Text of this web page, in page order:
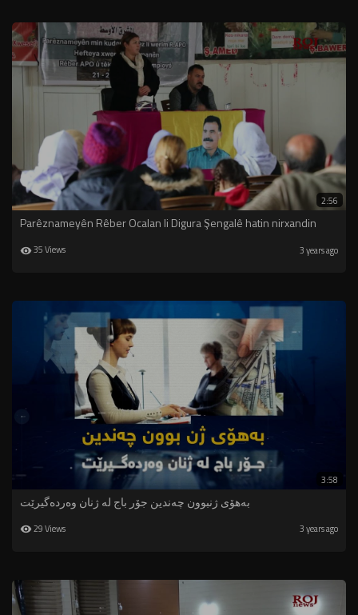
2:56
Parêznameyên Rêber Ocalan li Digura Şengalê hatin nirxandin
35 Views 3 years ago
3:58
بەهۆی ژنبوون چەندین جۆر باج لە ژنان وەردەگیرێت
29 Views 3 years ago